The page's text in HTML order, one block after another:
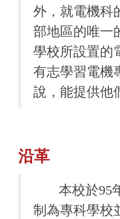
外，就電機科
部地區的唯一
學校所設置的
有志學習電機
說，能提供他
沿革
本校於95年
制為專科學校